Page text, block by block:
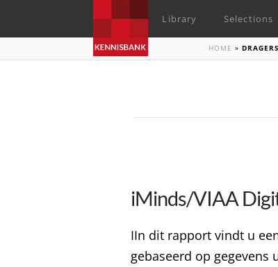
Library Selections
HOME »DRAGERS
iMinds/VIAA
IIn dit rapport vindt u
gebaseerd op